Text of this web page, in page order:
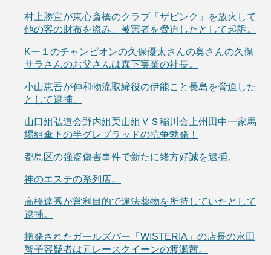
村上勝宣が東心斎橋のクラブ「ザピンク」を放火して
他の客の財布を盗み、被害者を脅迫したとして起訴。
Kー１のチャンピオンの久保優太さんの奥さんの久保
サラさんのお父さんは森下実業の社長。
小山恵吾が伸和物流取締役の伊能こと長島を脅迫した
として逮捕。
山口組弘道会野内組栗山組ＶＳ稲川会上州田中一家馬
場組傘下の半グレブラッドの抗争勃発！
都島区の強盗傷害事件で新たに緒方好誠を逮捕。
神のエステの系列店。
高橋達秀が営利目的で違法薬物を所持していたとして
逮捕。
摘発されたガールズバー「WISTERIA」の店長の永田
智子容疑者は元レースクイーンの渡瀬茜。